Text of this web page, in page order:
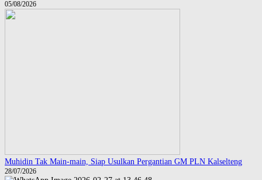
05/08/2026
Muhidin Tak Main-main, Siap Usulkan Pergantian GM PLN Kalselteng
28/07/2026